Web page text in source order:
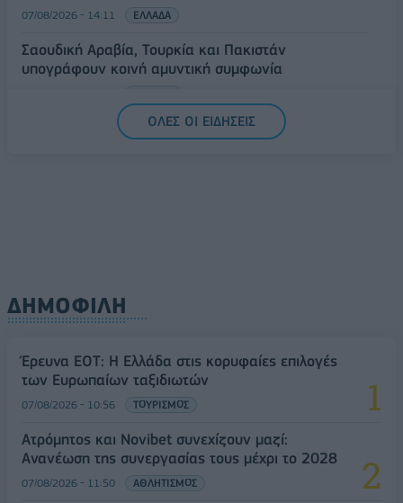
07/08/2026 - 14:11 ΕΛΛΑΔΑ
Σαουδική Αραβία, Τουρκία και Πακιστάν
υπογράφουν κοινή αμυντική συμφωνία
ΟΛΕΣ ΟΙ ΕΙΔΗΣΕΙΣ
ΔΗΜΟΦΙΛΗ
Έρευνα ΕΟΤ: Η Ελλάδα στις κορυφαίες επιλογές
των Ευρωπαίων ταξιδιωτών
07/08/2026 - 10:56 ΤΟΥΡΙΣΜΟΣ
Ατρόμητος και Novibet συνεχίζουν μαζί:
Ανανέωση της συνεργασίας τους μέχρι το 2028
07/08/2026 - 11:50 ΑΘΛΗΤΙΣΜΟΣ